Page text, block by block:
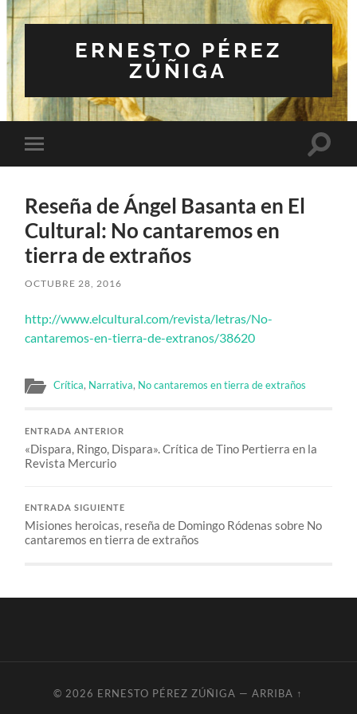
ERNESTO PÉREZ
ZÚÑIGA
Alternar
el
Reseña de Ángel Basanta en El
Cultural: No cantaremos en
tierra de extraños
OCTUBRE 28, 2016
http://www.elcultural.com/revista/letras/No-
cantaremos-en-tierra-de-extranos/38620
Crítica, Narrativa, No cantaremos en tierra de extraños
ENTRADA ANTERIOR
«Dispara, Ringo, Dispara». Crítica de Tino Pertierra en la
Revista Mercurio
ENTRADA SIGUIENTE
Misiones heroicas, reseña de Domingo Ródenas sobre No
cantaremos en tierra de extraños
© 2026 ERNESTO PÉREZ ZÚÑIGA —ARRIBA ↑